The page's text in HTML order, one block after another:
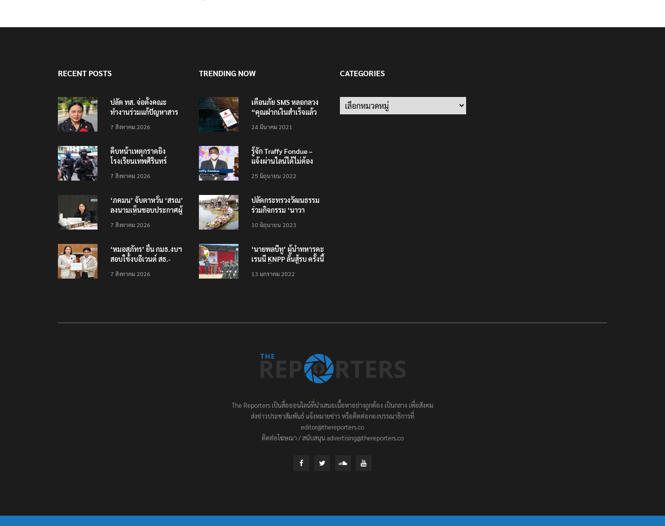
RECENT POSTS
ปลัด ทส. จ่อตั้งคณะ
ทำงานร่วมแก้ปัญหาสาร
ไทย-เมียนมา
7 สิงหาคม 2026
คืบหน้าเหตุกราดยิง
โรงเรียนเทพศิรินทร์
15 เสียชีวิตแล้ว 5
7 สิงหาคม 2026
‘ภคมน’ จับตาหวั่น ‘สรณ’
ลงนามเห็นชอบประกาศผู้
โครงการกองทุน USO
7 สิงหาคม 2026
‘หมอสุภัทร’ ยื่น กมธ.งบฯ
สอบใช้งบอีเวนต์ สธ.-
ล้าน
7 สิงหาคม 2026
TRENDING NOW
เตือนภัย SMS หลอกลวง
“คุณฝากเงินสำเร็จแล้ว
200,000 บาท”
24 มีนาคม 2021
รู้จัก Traffy Fondue –
แจ้งผ่านไลน์ได้ไม่ต้อง
ทั่วไทย ไม่ใช่แค่ในกรุง
25 มิถุนายน 2022
ปลัดกระทรวงวัฒนธรรม
ร่วมกิจกรรม ‘นาวา
ตักบาตรทางน้ำ
10 มิถุนายน 2023
‘นายพลบีทู’ ผู้นำทหารคะ
เรนนี KNPP ลั่นสู้รบ ครั้งนี้
ประชาชนต้องชนะ
13 มกราคม 2022
CATEGORIES
Categories
The Reporters เป็นสื่อออนไลน์ที่นำเสนอเนื้อหาอย่างถูกต้อง เป็นกลาง เพื่อสังคม
ส่งข่าวประชาสัมพันธ์ แจ้งหมายข่าว หรือติดต่อกองบรรณาธิการที่
editor@thereporters.co
ติดต่อโฆษณา / สนับสนุน advertising@thereporters.co